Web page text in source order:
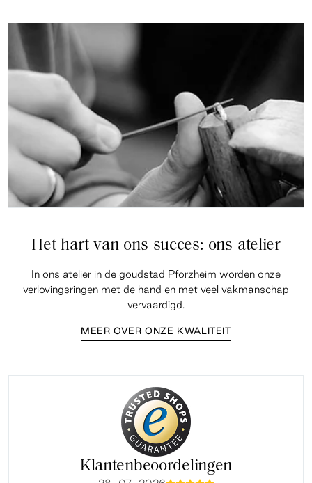
Het hart van ons succes: ons atelier
In ons atelier in de goudstad Pforzheim worden onze
verlovingsringen met de hand en met veel vakmanschap
vervaardigd.
MEER OVER ONZE KWALITEIT
Klantenbeoordelingen